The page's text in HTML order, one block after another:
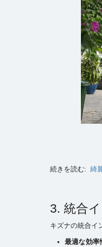
続きを読む: 綺
3. 統合
キズナの統合イ
最適な効率